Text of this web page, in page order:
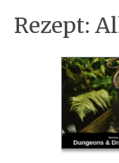
Rezept: